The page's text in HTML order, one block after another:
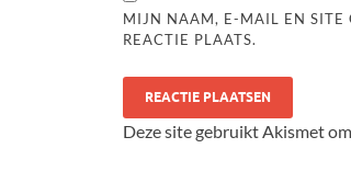
MIJN NAAM, E-MAIL EN SITE
REACTIE PLAATS.
Deze site gebruikt Akismet